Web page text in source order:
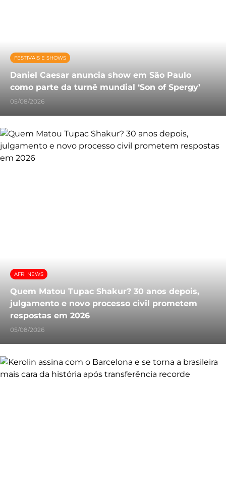
FESTIVAIS E SHOWS
Daniel Caesar anuncia show em São Paulo
como parte da turnê mundial ‘Son of Spergy’
05/08/2026
AFRI NEWS
Quem Matou Tupac Shakur? 30 anos depois,
julgamento e novo processo civil prometem
respostas em 2026
05/08/2026